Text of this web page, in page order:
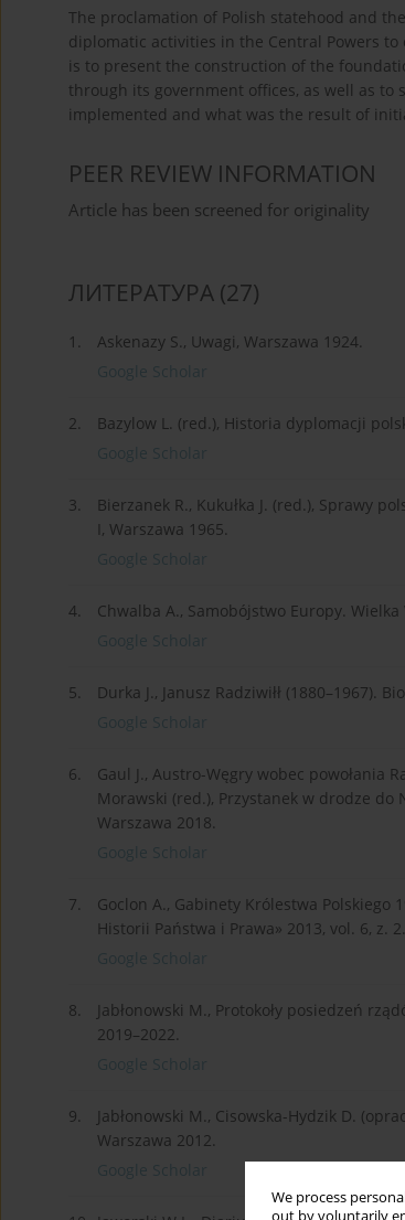
We process
out by voluntarily
The proclamation of Polish statehood and
diplomatic activities in the Central Powers
is to present the construction of the
through its government offices, as well as
implemented and what was the result of
PEER REVIEW INFORMATION
Article has been screened for originality
ЛИТЕРАТУРА (27)
1.
Askenazy S., Uwagi, Warszawa 1924.
Google Scholar
2.
Bazylow L. (red.), Historia dyplomacji
Google Scholar
3.
Bierzanek R., Kukułka J. (red.), Sprawy
I, Warszawa 1965.
Google Scholar
4.
Chwalba A., Samobójstwo Europy.
Google Scholar
5.
Durka J., Janusz Radziwiłł (1880–1967).
Google Scholar
6.
Gaul J., Austro-Węgry wobec powołania
Morawski (red.), Przystanek w drodze do
Warszawa 2018.
Google Scholar
7.
Goclon A., Gabinety Królestwa Polskiego
Historii Państwa i Prawa» 2013, vol. 6, z. 2.
Google Scholar
8.
Jabłonowski M., Protokoły posiedzeń
2019–2022.
Google Scholar
9.
Jabłonowski M., Cisowska-Hydzik D.
Warszawa 2012.
Google Scholar